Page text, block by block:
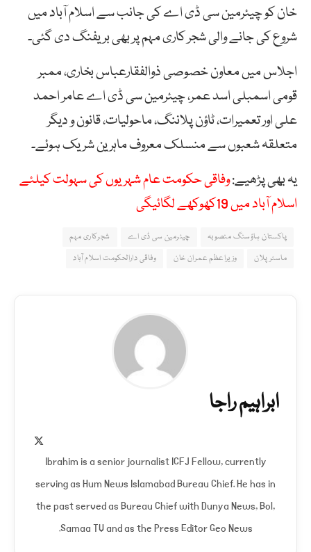
خان کو چیئرمین سی ڈی اے کی جانب سے اسلام آباد میں
شروع کی جانے والی شجر کاری مہم پر بھی بریفنگ دی گئی۔
اجلاس میں معاون خصوصی ذوالفقارعباس بخاری، ممبر
قومی اسمبلی اسد عمر، چیئرمین سی ڈی اے عامر احمد
علی اور تعمیرات، ٹاؤن پلاننگ، ماحولیات، قانون و دیگر
متعلقہ شعبوں سے منسلک معروف ماہرین شریک ہوئے۔
یہ بھی پڑھیے:وفاقی حکومت عام شہریوں کی سہولت کیلئے
اسلام آباد میں 19کھوکھے لگائیگی
پاکستان ہاؤسنگ منصوبہ چیئرمین سی ڈی اے
شجرکاری مہم
ماسٹر پلان
وزیراعظم عمران خان وفاقی دارالحکومت اسلام آباد
ابراہیم راجا
Ibrahim is a senior journalist ICFJ Fellow, currently
serving as Hum News Islamabad Bureau Chief. He has in
the past served as Bureau Chief with Dunya News, Bol,
Samaa TV and as the Press Editor Geo News.